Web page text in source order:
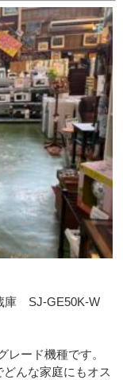
庫 SJ-GE50K-W
レード機種です。
んな家庭にもオス